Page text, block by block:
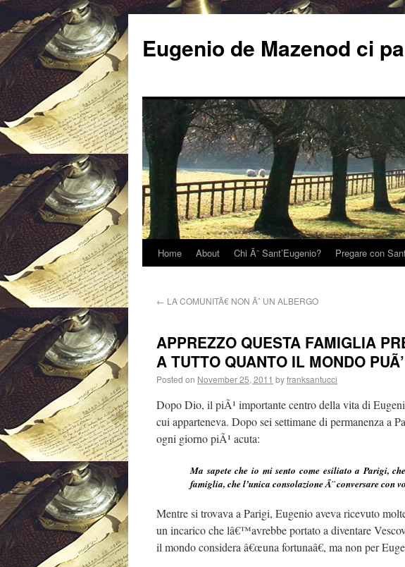
Eugenio de Mazenod ci
Home About Chi Ã¨ Sant’Eugenio? Pregare con
← LA COMUNITÃ€ NON Ãˆ UN ALBERGO
APPREZZO QUESTA FAMIGLIA
A TUTTO QUANTO IL MONDO
Posted on November 25, 2011 byfranksantucci
Dopo Dio, il piÃ¹ importante centro della vita di
cui apparteneva. Dopo sei settimane di permanenza a
ogni giorno piÃ¹ acuta:
Ma sapete che io mi sento come esiliato a Parigi,
famiglia, che l’unica consolazione Ã¨ conversare con
Mentre si trovava a Parigi, Eugenio aveva ricevuto
un incarico che lâ€™avrebbe portato a diventare
il mondo considera â€œuna fortunaâ€, ma non per